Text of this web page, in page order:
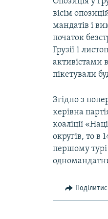
вісім
мандатів і
початок
Грузії 1
активістами
пікетували
Згідно з
керівна
коаліції
округів, то в
першому